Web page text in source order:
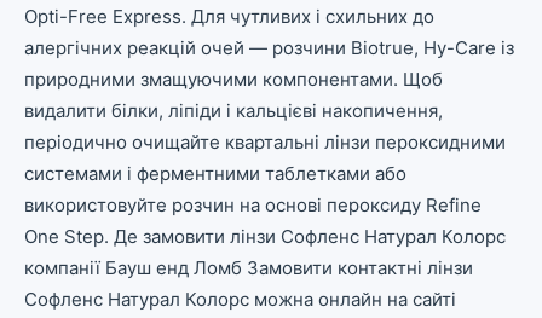
Opti-Free Express. Для чутливих і схильних до
алергічних реакцій очей — розчини Biotrue, Hy-Care із
природними змащуючими компонентами. Щоб
видалити білки, ліпіди і кальцієві накопичення,
періодично очищайте квартальні лінзи пероксидними
системами і ферментними таблетками або
використовуйте розчин на основі пероксиду Refine
One Step. Де замовити лінзи Софленс Натурал Колорс
компанії Бауш енд Ломб Замовити контактні лінзи
Софленс Натурал Колорс можна онлайн на сайті